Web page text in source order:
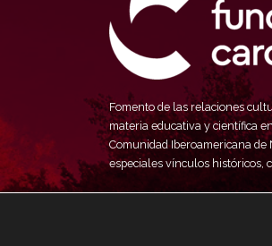
Fomento de las relaciones
materia educativa y científica
Comunidad Iberoamericana de
especiales vínculos históricos,